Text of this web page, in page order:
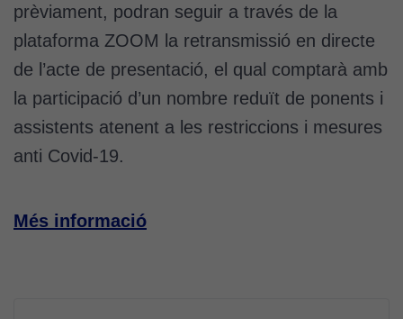
prèviament, podran seguir a través de la
plataforma ZOOM la retransmissió en directe
de l’acte de presentació, el qual comptarà amb
la participació d’un nombre reduït de ponents i
assistents atenent a les restriccions i mesures
anti Covid-19.
Més informació